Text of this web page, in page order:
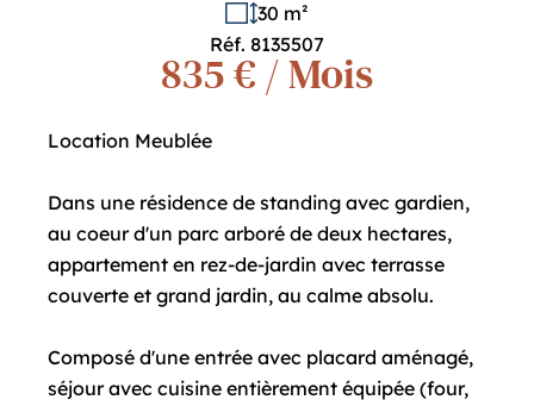
30 m²
Réf. 8135507
835 € / Mois
Location Meublée
Dans une résidence de standing avec gardien,
au coeur d'un parc arboré de deux hectares,
appartement en rez-de-jardin avec terrasse
couverte et grand jardin, au calme absolu.
Composé d'une entrée avec placard aménagé,
séjour avec cuisine entièrement équipée (four,